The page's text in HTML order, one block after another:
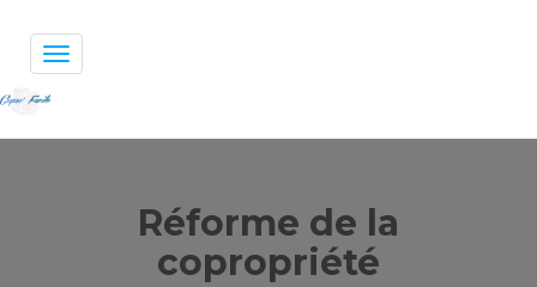
Toggle
navigation
Réforme de la
copropriété